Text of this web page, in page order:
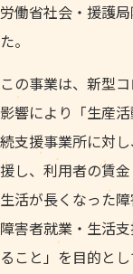
労働省社会・援護
た。
この事業は、新型
影響により「生産
続支援事業所に対
援し、利用者の賃
生活が長くなった
障害者就業・生活
ること」を目的とし